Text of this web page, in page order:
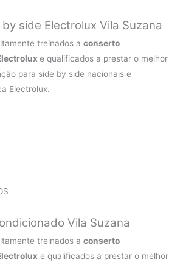
side Electrolux Vila Suzana
treinados aconserto
e qualificados a prestar o melhor
para side by side nacionais e
Electrolux.
Vila Suzana
treinados aconserto
e qualificados a prestar o melhor